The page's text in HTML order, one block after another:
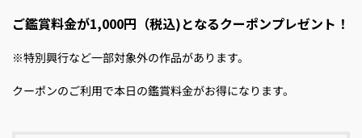
ご鑑賞料金が1,000円（税込)となるクーポンプレゼント！
※特別興行など一部対象外の作品があります。
クーポンのご利用で本日の鑑賞料金がお得になります。